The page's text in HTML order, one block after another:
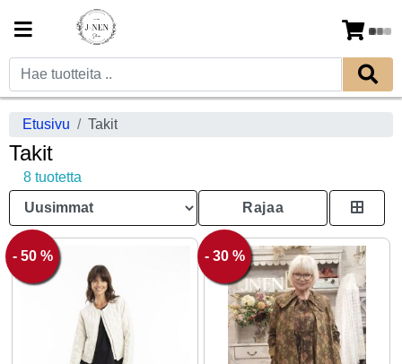
Etusivu Takit
Takit
8 tuotetta
Rajaa
- 50 % - 30 %